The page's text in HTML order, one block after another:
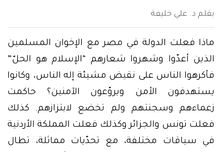
بقلم د. علي خليفة
ماذا فعلت الدولة في مصر مع الإخوان المسلمين
الذين أعدّوا وشهروا شعارهم “الإسلام هو الحلّ”
فأكرهوا الناس على نقيض مشيئة إله الناس، وكانوا
يستهدفون الأمن ويروّعون الآمنين؟ حاكمت
زعماءهم وسجنتهم ولم تخضع لابتزازهم. كذلك
فعلت تونس والجزائر وكذلك فعلت المملكة الأردنية
في سياقات مختلفة، مع تحدّيات مماثلة، تطال